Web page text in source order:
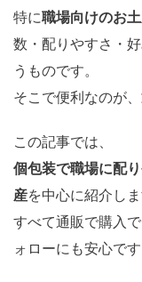
特に職場向けのお
数・配りやすさ・
うものです。
そこで便利なのが、
この記事では、
個包装で職場に配
産を中心に紹介しま
すべて通販で購入
ォローにも安心です